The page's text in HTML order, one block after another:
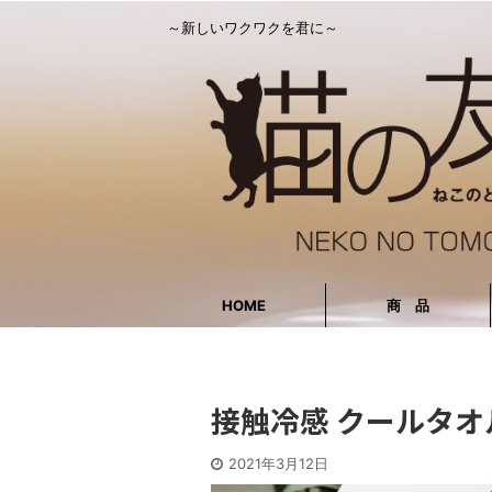
～新しいワクワクを君に～
HOME 商 品
接触冷感 クールタ
2021年3月12日